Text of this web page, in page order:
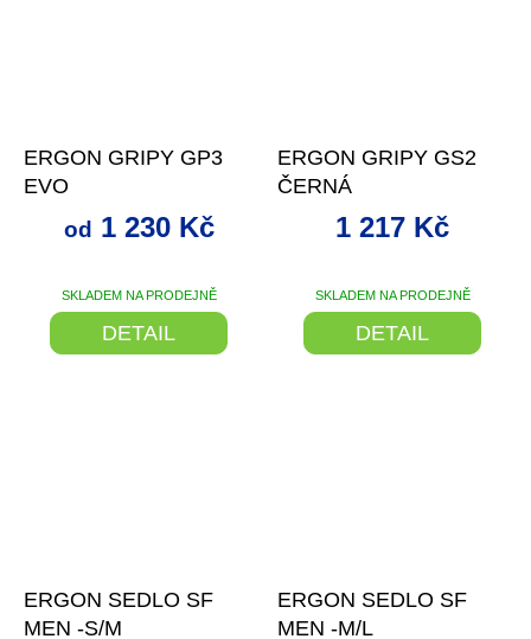
ERGON GRIPY GP3
EVO
SKLADEM NA PRODEJNĚ
od 1 230 Kč
DETAIL
ERGON GRIPY GS2
ČERNÁ
SKLADEM NA PRODEJNĚ
1 217 Kč
DETAIL
ERGON SEDLO SF
MEN -S/M
ERGON SEDLO SF
MEN -M/L